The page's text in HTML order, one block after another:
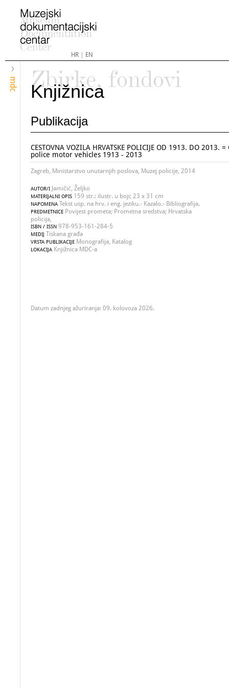
HR| EN
mdc
Zbirke, fondovi
Knjižnica
Publikacija
CESTOVNA VOZILA HRVATSKE POLICIJE OD 1913. DO 2013.
police motor vehicles 1913 - 2013
Zagreb, Ministarstvo unutarnjih poslova, Muzej policije, 2014
AUTOR/I Jamičić, Željko
MATERIJALNI OPIS 159 str.: ilustr. u boji; 23 x 31 cm
NAPOMENA Tekst usp. na hrv. i eng. jeziku.- Kazalo.- Bibliografija.
PREDMETNICE Povijest prometa; Prometna sredstva; Hrvatska
policija,
ISBN / ISSN 978-953-161-284-5
MEDIJ Tiskana građa
VRSTA PUBLIKACIJE Monografija, Katalog
LOKACIJA Knjižnica MDC-a
Datum zadnjeg ažuriranja: 09. kolovoza 2026.